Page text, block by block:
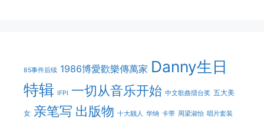
85事件后续 1986博愛歡樂傳萬家 Danny生日
特辑 IFPI 一切从音乐开始 中文歌曲擂台奖 五大美
女 亲笔写 出版物 十大靓人 华纳 卡带 周梁淑怡 唱片套装